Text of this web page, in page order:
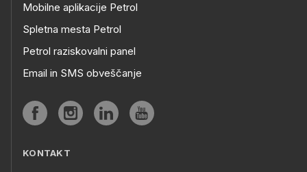
Mobilne aplikacije Petrol
Spletna mesta Petrol
Petrol raziskovalni panel
Email in SMS obveščanje
KONTAKT